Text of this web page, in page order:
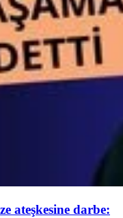
ateşkesine darbe: